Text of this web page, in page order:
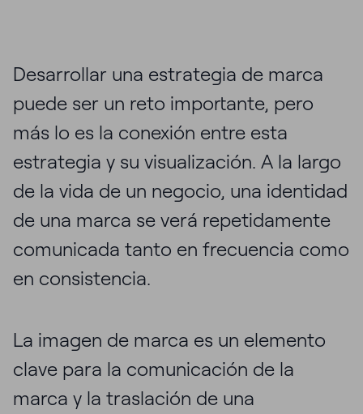
Desarrollar una estrategia de marca
puede ser un reto importante, pero
más lo es la conexión entre esta
estrategia y su visualización. A la largo
de la vida de un negocio, una identidad
de una marca se verá repetidamente
comunicada tanto en frecuencia como
en consistencia.
La imagen de marca es un elemento
clave para la comunicación de la
marca y la traslación de una